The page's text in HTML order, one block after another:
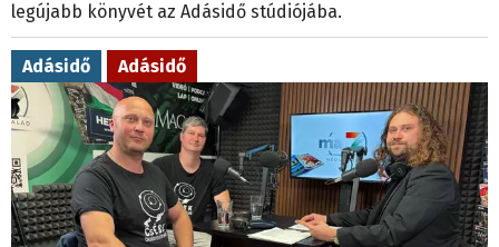
legújabb könyvét az Adásidő stúdiójába.
Adásidő Adásidő